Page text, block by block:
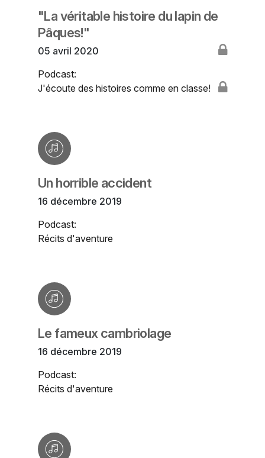
"La véritable histoire du lapin de
Pâques!"
05 avril 2020
Podcast:
J'écoute des histoires comme en classe!
Un horrible accident
16 décembre 2019
Podcast:
Récits d'aventure
Le fameux cambriolage
16 décembre 2019
Podcast:
Récits d'aventure